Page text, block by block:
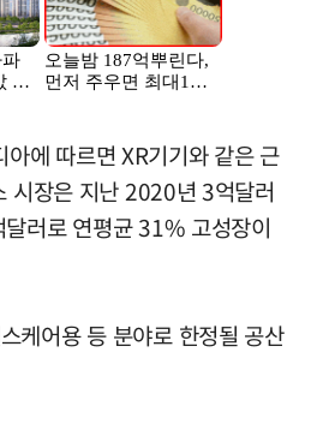
에 따르면 XR기기와 같은 근
장은 지난 2020년 3억달러
러로 연평균 31% 고성장이
케어용 등 분야로 한정될 공산